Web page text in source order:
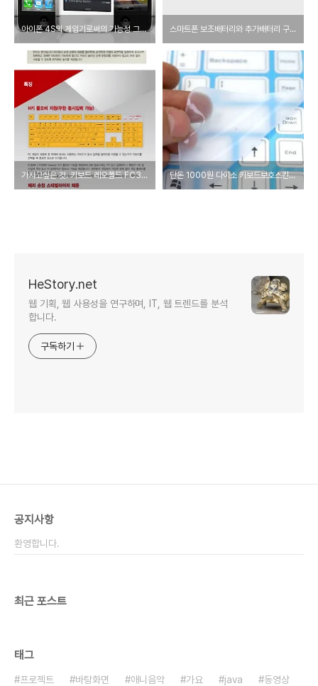
아이폰 4S의 게임기로써의 가능성 그리고 10대 시장공략 스마트폰 보조배터리와 추가배터리 구입 가이드
가지고싶은 것. 키보드 레오폴드 FC300R(적축) 단돈 1000원 다이소 키보드보호스킨-42569 사용기
HeStory.net
웹 기획, 웹 사용성을 연구하며, IT, 웹 트렌드를 분석
합니다.
구독하기
공지사항
환영합니다.
최근 포스트
태그
프로젝트 바탕화면 애니음악 가요 java
동영상